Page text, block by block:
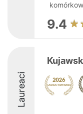
9.4
Laureaci